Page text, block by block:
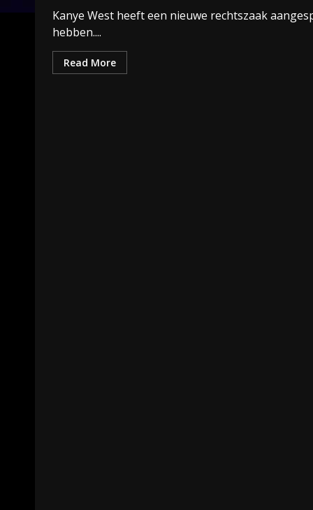
Kanye West heeft een nieuwe rechtszaak
hebben....
Read More